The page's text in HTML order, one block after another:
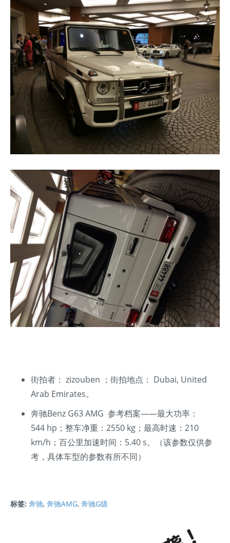
街拍者： zizouben ；街拍地点： Dubai, United
Arab Emirates。
奔驰Benz G63 AMG 参考档案——最大功率：
544 hp；整车净重：2550 kg；最高时速：210
km/h；百公里加速时间：5.40 s。（该参数仅供参
考，具体车型的参数有所不同）
标签: 奔驰, 奔驰AMG, 奔驰G级